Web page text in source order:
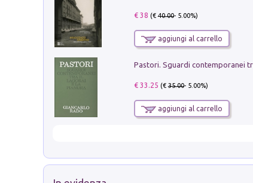
€ 38 (€40.00- 5.00%)
aggiungi al carrello
€ 33.25 (€35.00- 5.00%)
aggiungi al carrello